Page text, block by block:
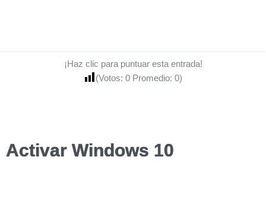
¡Haz clic para puntuar esta entrada!
(Votos: 0 Promedio: 0)
Activar Windows 10